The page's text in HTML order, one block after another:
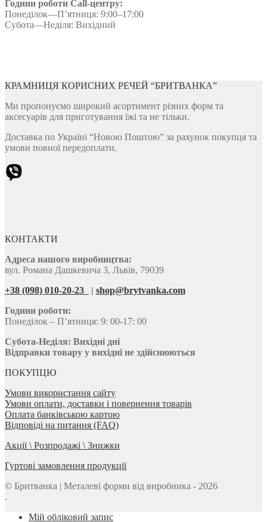
Години роботи Call-центру:
Понеділок—П’ятниця: 9:00–17:00
Субота—Неділя: Вихідний
КРАМНИЦЯ КОРИСНИХ РЕЧЕЙ “БРИТВАНКА”
Ми пропонуємо широкий асортимент різних форм та
аксесуарів для приготування їжі та не тільки.
Доставка по Україні “Новою Поштою” за рахунок покупця та
умови повної передоплати.
КОНТАКТИ
Адреса нашого виробництва:
вул. Романа Дашкевича 3, Львів, 79039
+38 (098) 010-20-23
| shop@brytvanka.com
Години роботи:
Понеділок – П’ятниця: 9: 00-17: 00
Субота-Неділя: Вихідні дні
Відправки товару у вихідні не здійснюються
ПОКУПЦЮ
Умови використання сайту
Умови оплати, доставки і повернення товарів
Оплата банківською картою
Відповіді на питання (FAQ)
Акції \ Розпродажі \ Знижки
Гуртові замовлення продукції
© Бритванка | Металеві форми від виробника - 2026
.
Мій обліковий запис